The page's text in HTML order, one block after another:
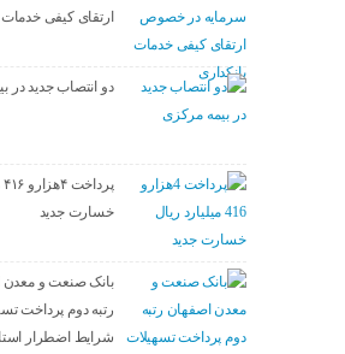
ارتقای کیفی خدمات
دو انتصاب جدید در
خسارت جدید
بانک صنعت و معدن
رتبه دوم پرداخت
شرایط اضطرار